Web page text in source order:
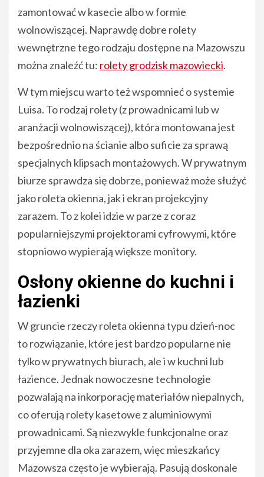
zamontować w kasecie albo w formie
wolnowiszącej. Naprawdę dobre rolety
wewnętrzne tego rodzaju dostępne na Mazowszu
można znaleźć tu: rolety grodzisk mazowiecki.
W tym miejscu warto też wspomnieć o systemie
Luisa. To rodzaj rolety (z prowadnicami lub w
aranżacji wolnowiszącej), która montowana jest
bezpośrednio na ścianie albo suficie za sprawą
specjalnych klipsach montażowych. W prywatnym
biurze sprawdza się dobrze, ponieważ może służyć
jako roleta okienna, jak i ekran projekcyjny
zarazem. To z kolei idzie w parze z coraz
popularniejszymi projektorami cyfrowymi, które
stopniowo wypierają większe monitory.
Osłony okienne do kuchni i
łazienki
W gruncie rzeczy roleta okienna typu dzień-noc
to rozwiązanie, które jest bardzo popularne nie
tylko w prywatnych biurach, ale i w kuchni lub
łazience. Jednak nowoczesne technologie
pozwalają na inkorporację materiałów niepalnych,
co oferują rolety kasetowe z aluminiowymi
prowadnicami. Są niezwykle funkcjonalne oraz
przyjemne dla oka zarazem, więc mieszkańcy
Mazowsza często je wybierają. Pasują doskonale